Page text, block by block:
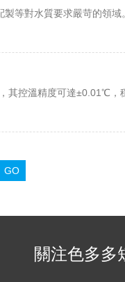
等對水質要求嚴苛的領
其控溫精度可達±0.01℃，
關注色多多